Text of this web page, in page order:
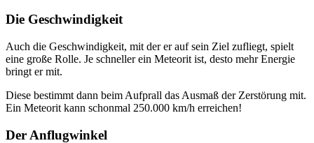
Die Geschwindigkeit
Auch die Geschwindigkeit, mit der er auf sein Ziel zufliegt, spielt
eine große Rolle. Je schneller ein Meteorit ist, desto mehr Energie
bringt er mit.
Diese bestimmt dann beim Aufprall das Ausmaß der Zerstörung mit.
Ein Meteorit kann schonmal 250.000 km/h erreichen!
Der Anflugwinkel